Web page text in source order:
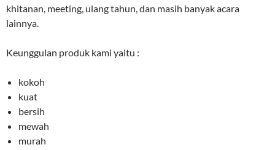
khitanan, meeting, ulang tahun, dan masih banyak acara
lainnya.
Keunggulan produk kami yaitu :
kokoh
kuat
bersih
mewah
murah